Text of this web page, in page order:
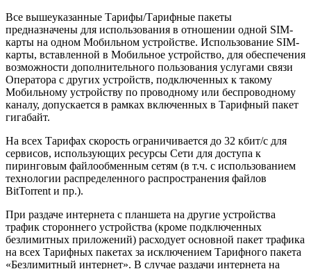
Все вышеуказанные Тарифы/Тарифные пакеты
предназначены для использования в отношении одной SIM-
карты на одном Мобильном устройстве. Использование SIM-
карты, вставленной в Мобильное устройство, для обеспечения
возможности дополнительного пользования услугами связи
Оператора с других устройств, подключенных к такому
Мобильному устройству по проводному или беспроводному
каналу, допускается в рамках включенных в Тарифный пакет
гигабайт.
На всех Тарифах скорость ограничивается до 32 кбит/с для
сервисов, использующих ресурсы Сети для доступа к
пиринговым файлообменным сетям (в т.ч. с использованием
технологии распределенного распространения файлов
BitTorrent и пр.).
При раздаче интернета с планшета на другие устройства
трафик стороннего устройства (кроме подключенных
безлимитных приложений) расходует основной пакет трафика
на всех Тарифных пакетах за исключением Тарифного пакета
«Безлимитный интернет». В случае раздачи интернета на